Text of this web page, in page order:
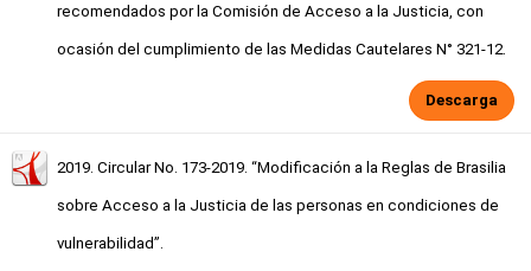
recomendados por la Comisión de Acceso a la Justicia, con
ocasión del cumplimiento de las Medidas Cautelares N° 321-12.
Descarga
2019. Circular No. 173-2019. “Modificación a la Reglas de Brasilia
sobre Acceso a la Justicia de las personas en condiciones de
vulnerabilidad”.